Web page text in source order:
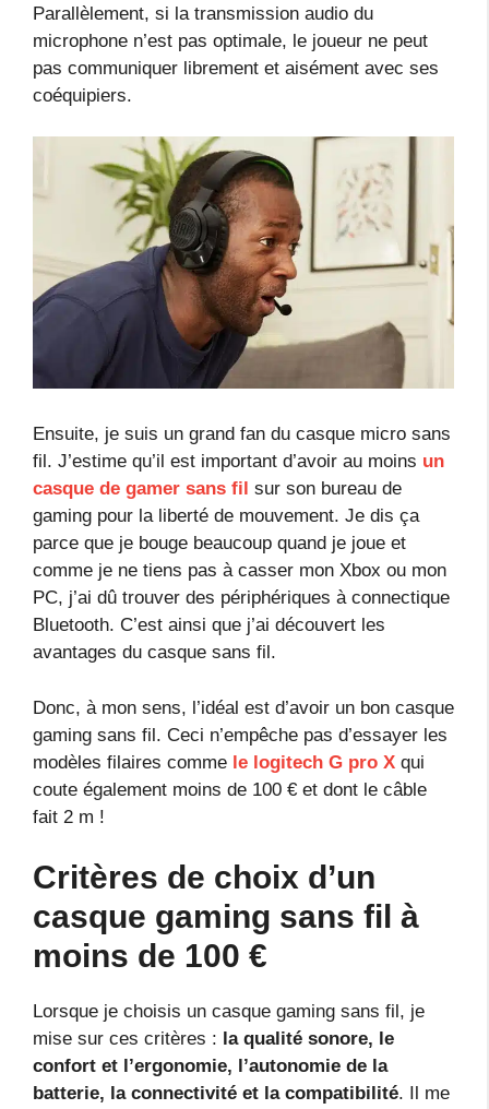
Parallèlement, si la transmission audio du
microphone n’est pas optimale, le joueur ne peut
pas communiquer librement et aisément avec ses
coéquipiers.
Ensuite, je suis un grand fan du casque micro sans
fil. J’estime qu’il est important d’avoir au moins un
casque de gamer sans fil sur son bureau de
gaming pour la liberté de mouvement. Je dis ça
parce que je bouge beaucoup quand je joue et
comme je ne tiens pas à casser mon Xbox ou mon
PC, j’ai dû trouver des périphériques à connectique
Bluetooth. C’est ainsi que j’ai découvert les
avantages du casque sans fil.
Donc, à mon sens, l’idéal est d’avoir un bon casque
gaming sans fil. Ceci n’empêche pas d’essayer les
modèles filaires comme le logitech G pro X qui
coute également moins de 100 € et dont le câble
fait 2 m !
Critères de choix d’un
casque gaming sans fil à
moins de 100 €
Lorsque je choisis un casque gaming sans fil, je
mise sur ces critères : la qualité sonore, le
confort et l’ergonomie, l’autonomie de la
batterie, la connectivité et la compatibilité. Il me